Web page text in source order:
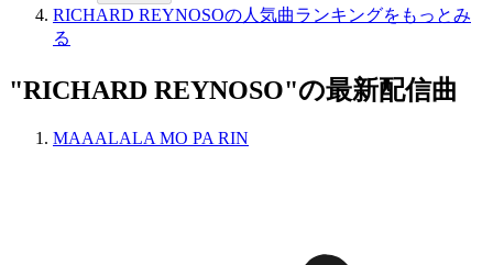
RICHARD REYNOSOの人気曲ランキングをもっとみ
る
"RICHARD REYNOSO"の最新配信曲
MAAALALA MO PA RIN